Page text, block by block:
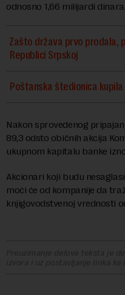
odnosno 1,66 milijardi
Zašto država prvo prodala,
Republici Srpskoj
Poštanska štedionica
Nakon sprovedenog
89,3 odsto običnih akcija
ukupnom kapitalu banke
Akcionari koji budu
moći će od kompanije da
knjigovodstvenoj vrednosti
Preuzimanje delova teksta je
izvora i uz postavljanje linka ka